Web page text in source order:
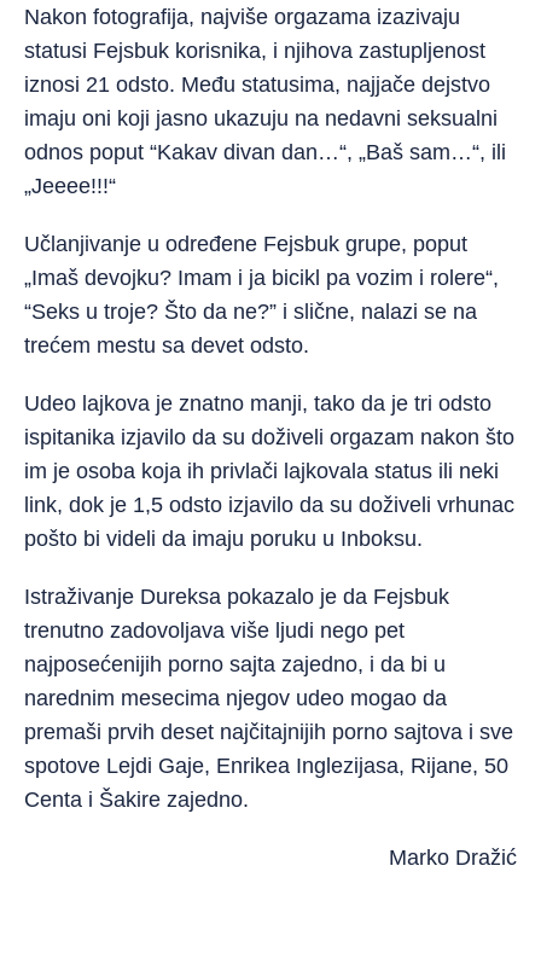
Nakon fotografija, najviše orgazama izazivaju
statusi Fejsbuk korisnika, i njihova zastupljenost
iznosi 21 odsto. Među statusima, najjače dejstvo
imaju oni koji jasno ukazuju na nedavni seksualni
odnos poput “Kakav divan dan…“, „Baš sam…“, ili
„Jeeee!!!“
Učlanjivanje u određene Fejsbuk grupe, poput
„Imaš devojku? Imam i ja bicikl pa vozim i rolere“,
“Seks u troje? Što da ne?” i slične, nalazi se na
trećem mestu sa devet odsto.
Udeo lajkova je znatno manji, tako da je tri odsto
ispitanika izjavilo da su doživeli orgazam nakon što
im je osoba koja ih privlači lajkovala status ili neki
link, dok je 1,5 odsto izjavilo da su doživeli vrhunac
pošto bi videli da imaju poruku u Inboksu.
Istraživanje Dureksa pokazalo je da Fejsbuk
trenutno zadovoljava više ljudi nego pet
najposećenijih porno sajta zajedno, i da bi u
narednim mesecima njegov udeo mogao da
premaši prvih deset najčitajnijih porno sajtova i sve
spotove Lejdi Gaje, Enrikea Inglezijasa, Rijane, 50
Centa i Šakire zajedno.
Marko Dražić